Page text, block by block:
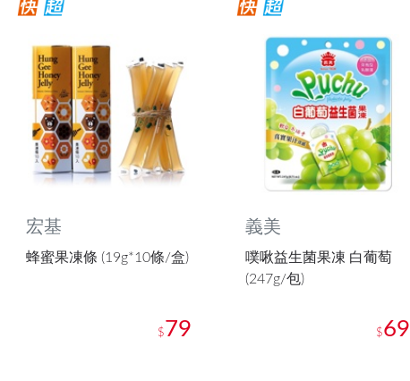
宏基
蜂蜜果凍條 (19g*10條/盒)
$79
義美
噗啾益生菌果凍 白葡萄
(247g/包)
$69